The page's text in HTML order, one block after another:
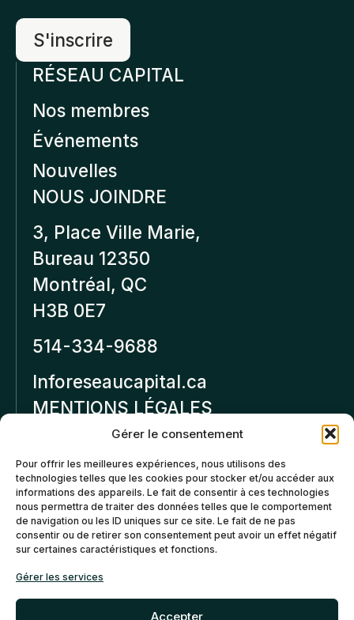
Gérer le consentement
Pour offrir les meilleures expériences, nous utilisons des
technologies telles que les cookies pour stocker et/ou accéder aux
informations des appareils. Le fait de consentir à ces technologies
nous permettra de traiter des données telles que le comportement
de navigation ou les ID uniques sur ce site. Le fait de ne pas
consentir ou de retirer son consentement peut avoir un effet négatif
sur certaines caractéristiques et fonctions.
Gérer les services
Accepter
RÉSEAU CAPITAL
Nos membres
Événements
Nouvelles
NOUS JOINDRE
3, Place Ville Marie,
Bureau 12350
Montréal, QC
H3B 0E7
514-334-9688
Inforeseaucapital.ca
MENTIONS LÉGALES
Politique de
confidentialité
Politiques d’annulation et
de remboursement
Politique de cookies (CA)